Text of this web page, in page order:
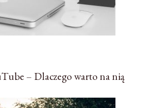
– Dlaczego warto na nią